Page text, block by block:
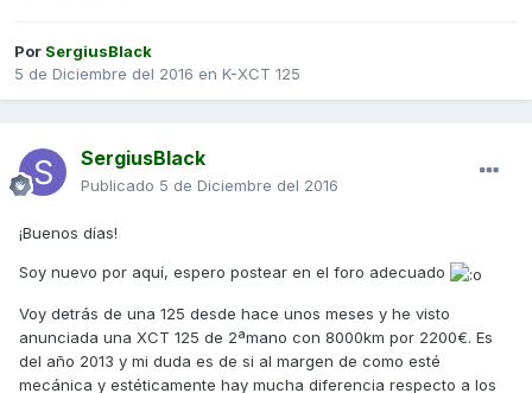
Por SergiusBlack
5 de Diciembre del 2016 en K-XCT 125
SergiusBlack
Publicado 5 de Diciembre del 2016
¡Buenos días!
Soy nuevo por aquí, espero postear en el foro adecuado
Voy detrás de una 125 desde hace unos meses y he visto
anunciada una XCT 125 de 2ªmano con 8000km por 2200€. Es
del año 2013 y mi duda es de si al margen de como esté
mecánica y estéticamente hay mucha diferencia respecto a los